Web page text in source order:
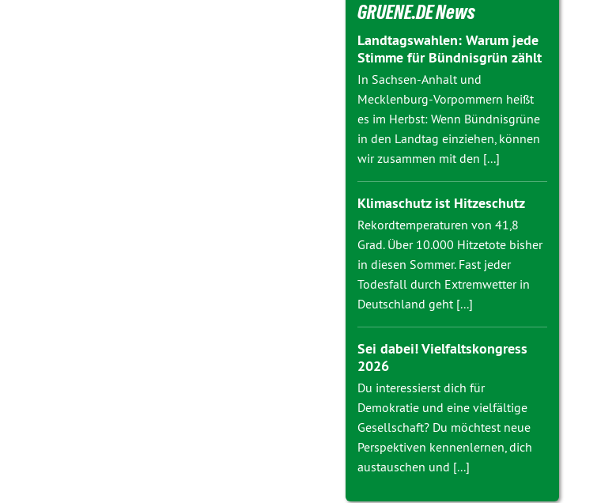
GRUENE.DE News
Landtagswahlen: Warum jede
Stimme für Bündnisgrün zählt
In Sachsen-Anhalt und
Mecklenburg-Vorpommern heißt
es im Herbst: Wenn Bündnisgrüne
in den Landtag einziehen, können
wir zusammen mit den [...]
Klimaschutz ist Hitzeschutz
Rekordtemperaturen von 41,8
Grad. Über 10.000 Hitzetote bisher
in diesen Sommer. Fast jeder
Todesfall durch Extremwetter in
Deutschland geht [...]
Sei dabei! Vielfaltskongress
2026
Du interessierst dich für
Demokratie und eine vielfältige
Gesellschaft? Du möchtest neue
Perspektiven kennenlernen, dich
austauschen und [...]